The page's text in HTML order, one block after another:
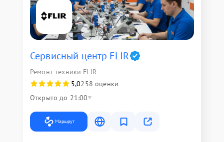
Сервисный центр FLIR
Ремонт техники FLIR
5,0258 оценки
Открыто до 21:00
Маршрут